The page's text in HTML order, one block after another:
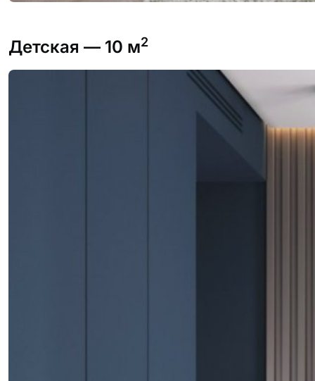
Детская — 10 м2